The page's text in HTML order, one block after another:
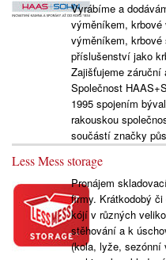
Vyrábíme a
výměníkem,
výměníkem, krbové
příslušenství jako
Zajišťujeme záruční
Společnost
1995 spojením
rakouskou
součástí značky
Less Mess storage
Pronájem
firmy. Krátkodobý či
kójí v různých
stěhování a k
(kola, lyže,